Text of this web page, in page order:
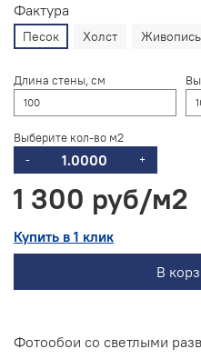
Фактура
Песок Холст Живопись
Длина стены, см
Выберите кол-во м2
- +
1 300 руб
Купить в 1 клик
В
Фотообои со светлыми